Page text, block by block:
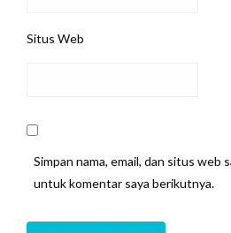
Situs Web
Simpan nama, email, dan situs web
untuk komentar saya berikutnya.